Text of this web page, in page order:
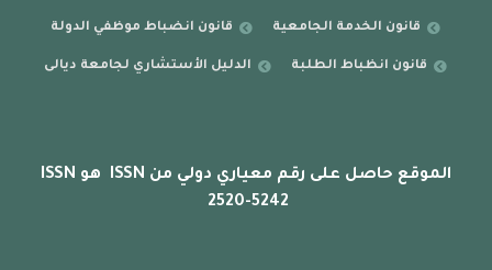
قانون الخدمة الجامعية قانون انضباط موظفي الدولة
قانون انظباط الطلبة الدليل الأستشاري لجامعة ديالى
الموقع حاصل على رقم معياري دولي من ISSN هو ISSN
2520-5242